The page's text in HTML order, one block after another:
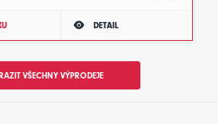
DETAIL
VŠECHNY VÝPRODEJE